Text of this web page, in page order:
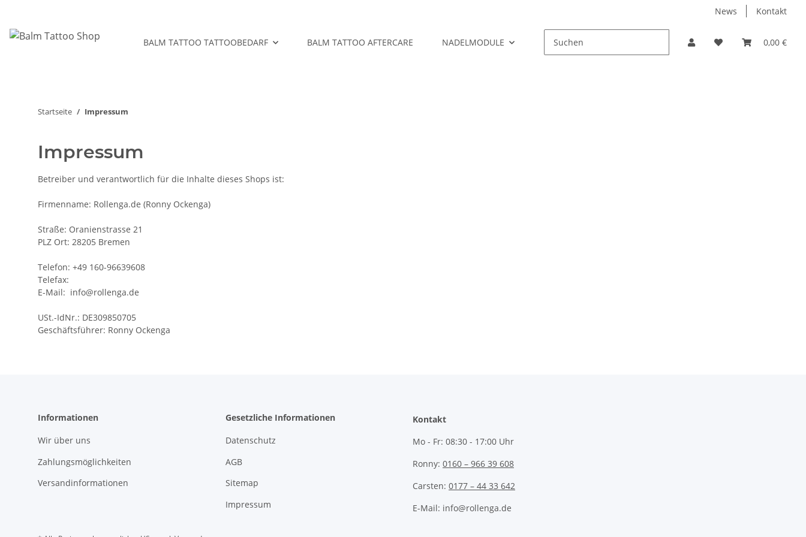
News Kontakt
0,00 €
BALM TATTOO TATTOOBEDARF BALM TATTOO AFTERCARE NADELMODULE PROMO
Startseite Impressum
Impressum
Betreiber und verantwortlich für die Inhalte dieses Shops ist:
Firmenname: Rollenga.de (Ronny Ockenga)
Straße: Oranienstrasse 21
PLZ Ort: 28205 Bremen
Telefon: +49 160-96639608
Telefax:
E-Mail: info@rollenga.de
USt.-IdNr.: DE309850705
Geschäftsführer: Ronny Ockenga
Informationen
Wir über uns
Zahlungsmöglichkeiten
Versandinformationen
Gesetzliche Informationen
Datenschutz
AGB
Sitemap
Impressum
Kontakt
Mo - Fr: 08:30 - 17:00 Uhr
Ronny: 0160 – 966 39 608
Carsten: 0177 – 44 33 642
E-Mail: info@rollenga.de